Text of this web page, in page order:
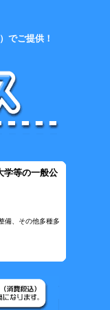
でご提供！
学等の一般公
備、その他多種多